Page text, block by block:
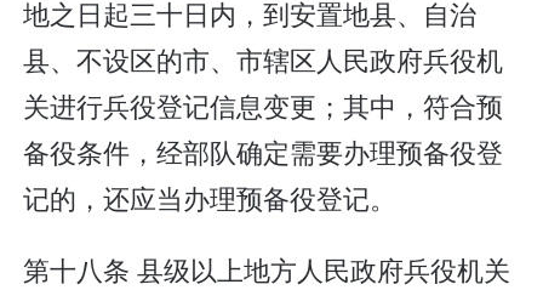
地之日起三十日内，到安置地县、自治
县、不设区的市、市辖区人民政府兵役机
关进行兵役登记信息变更；其中，符合预
备役条件，经部队确定需要办理预备役登
记的，还应当办理预备役登记。
第十八条 县级以上地方人民政府兵役机关